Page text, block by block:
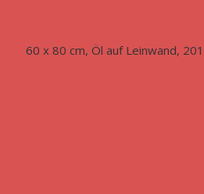
60 x 80 cm, Öl auf Leinwand,